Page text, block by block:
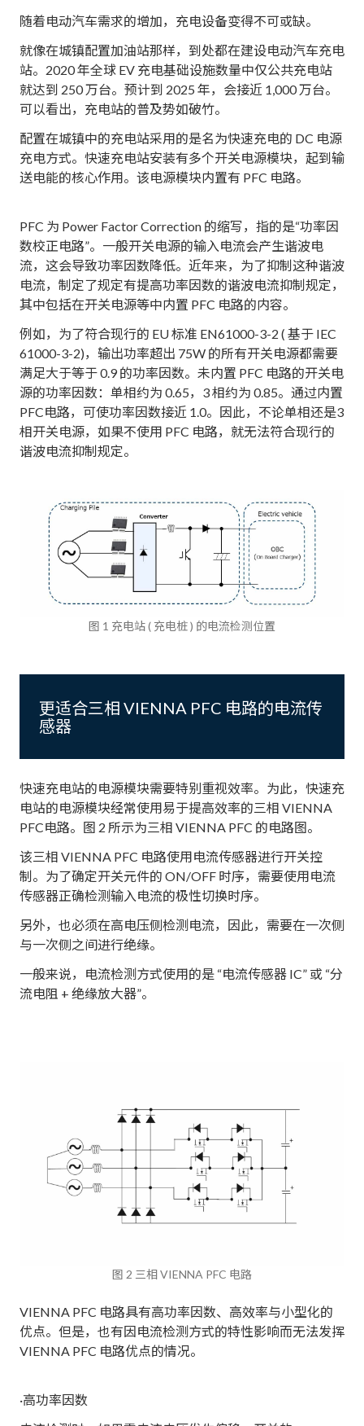
随着电动汽车需求的增加，充电设备变得不可或缺。
就像在城镇配置加油站那样，到处都在建设电动汽车充电
站。2020 年全球 EV 充电基础设施数量中仅公共充电站
就达到 250 万台。预计到 2025 年，会接近 1,000 万台。
可以看出，充电站的普及势如破竹。
配置在城镇中的充电站采用的是名为快速充电的 DC 电源
充电方式。快速充电站安装有多个开关电源模块，起到输
送电能的核心作用。该电源模块内置有 PFC 电路。
PFC 为 Power Factor Correction 的缩写，指的是“功率因
数校正电路”。一般开关电源的输入电流会产生谐波电
流，这会导致功率因数降低。近年来，为了抑制这种谐波
电流，制定了规定有提高功率因数的谐波电流抑制规定，
其中包括在开关电源等中内置 PFC 电路的内容。
例如，为了符合现行的 EU 标准 EN61000-3-2 ( 基于 IEC
61000-3-2)，输出功率超出 75W 的所有开关电源都需要
满足大于等于 0.9 的功率因数。未内置 PFC 电路的开关电
源的功率因数：单相约为 0.65，3 相约为 0.85。通过内置
PFC电路，可使功率因数接近 1.0。因此，不论单相还是3
相开关电源，如果不使用 PFC 电路，就无法符合现行的
谐波电流抑制规定。
图 1 充电站 ( 充电桩 ) 的电流检测位置
更适合三相 VIENNA PFC 电路的电流传
感器
快速充电站的电源模块需要特别重视效率。为此，快速充
电站的电源模块经常使用易于提高效率的三相 VIENNA
PFC电路。图 2 所示为三相 VIENNA PFC 的电路图。
该三相 VIENNA PFC 电路使用电流传感器进行开关控
制。为了确定开关元件的 ON/OFF 时序，需要使用电流
传感器正确检测输入电流的极性切换时序。
另外，也必须在高电压侧检测电流，因此，需要在一次侧
与一次侧之间进行绝缘。
一般来说，电流检测方式使用的是 “电流传感器 IC” 或 “分
流电阻 + 绝缘放大器”。
图 2 三相 VIENNA PFC 电路
VIENNA PFC 电路具有高功率因数、高效率与小型化的
优点。但是，也有因电流检测方式的特性影响而无法发挥
VIENNA PFC 电路优点的情况。
·高功率因数